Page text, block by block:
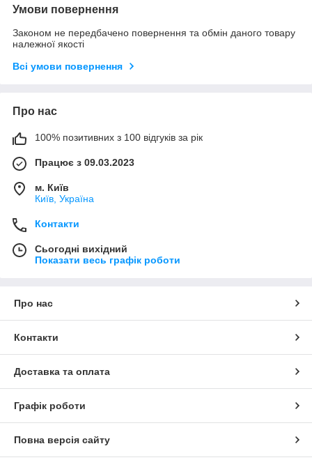
Умови повернення
Законом не передбачено повернення та обмін даного товару
належної якості
Всі умови повернення
Про нас
100% позитивних з 100 відгуків за рік
Працює з 09.03.2023
м. Київ
Київ, Україна
Контакти
Сьогодні вихідний
Показати весь графік роботи
Про нас
Контакти
Доставка та оплата
Графік роботи
Повна версія сайту